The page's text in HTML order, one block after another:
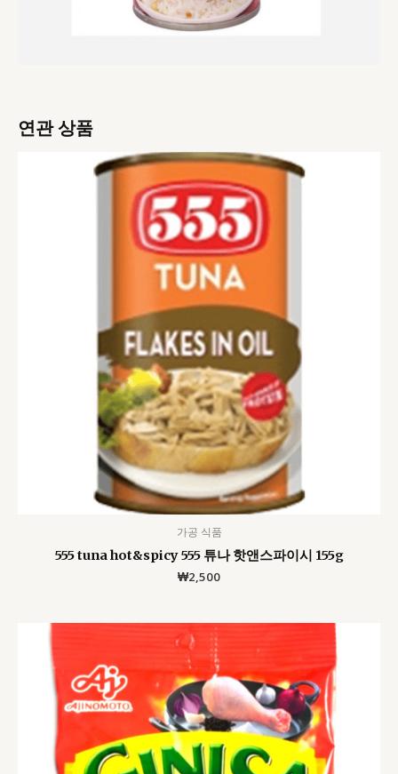
연관 상품
가공 식품
555 tuna hot&spicy 555 튜나 핫앤스파이시 155g
₩2,500